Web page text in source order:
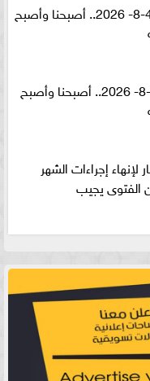
أذكار الصباح الثلاثاء 4-8- 2026.. أصبحنا وأصبح
أذكار الصباح الأحد 2-8- 2026.. أصبحنا وأصبح
إجراءات الشهر
الفتوى يجيب